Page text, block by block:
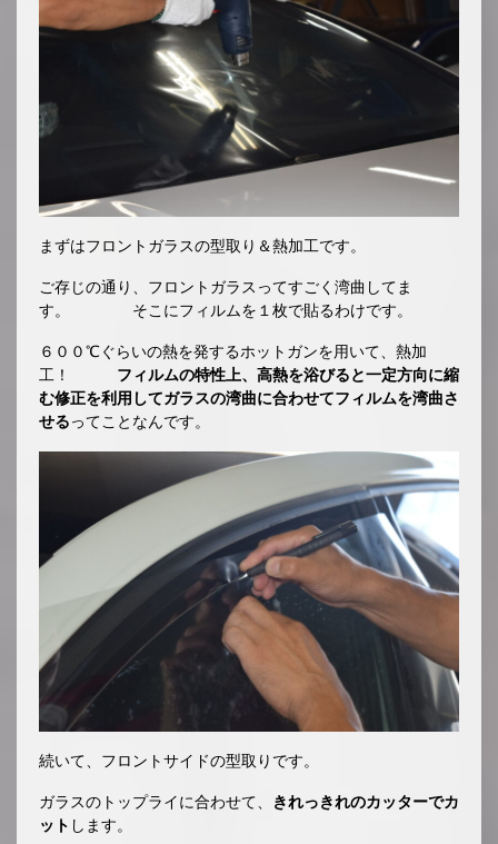
まずはフロントガラスの型取り＆熱加工です。
ご存じの通り、フロントガラスってすごく湾曲してま
す。 そこにフィルムを１枚で貼るわけです。
６００℃ぐらいの熱を発するホットガンを用いて、熱加
工！ フィルムの特性上、高熱を浴びると一定方向に縮
む修正を利用してガラスの湾曲に合わせてフィルムを湾曲さ
せるってことなんです。
続いて、フロントサイドの型取りです。
ガラスのトップライに合わせて、
きれっきれのカッターでカ
ット します。